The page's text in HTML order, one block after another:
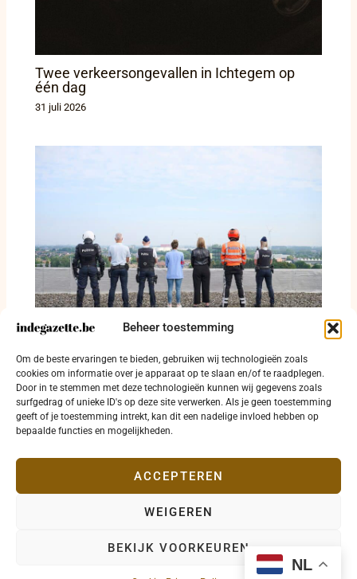
Beheer toestemming
Om de beste ervaringen te bieden, gebruiken wij technologieën zoals
cookies om informatie over je apparaat op te slaan en/of te raadplegen.
Door in te stemmen met deze technologieën kunnen wij gegevens zoals
surfgedrag of unieke ID's op deze site verwerken. Als je geen toestemming
geeft of je toestemming intrekt, kan dit een nadelige invloed hebben op
bepaalde functies en mogelijkheden.
ACCEPTEREN
WEIGEREN
BEKIJK VOORKEUREN
Twee verkeersongevallen in Ichtegem op
één dag
31 juli 2026
Politiezone RIHO maakt negentien
controledagen in augustus bekend
20 juli 2026
Copyright © 2026 indegazette.be |Privacy
NL